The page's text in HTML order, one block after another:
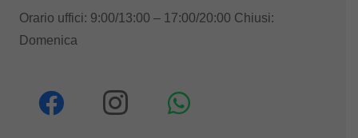
Orario uffici: 9:00/13:00 – 17:00/20:00 Chiusi:
Domenica